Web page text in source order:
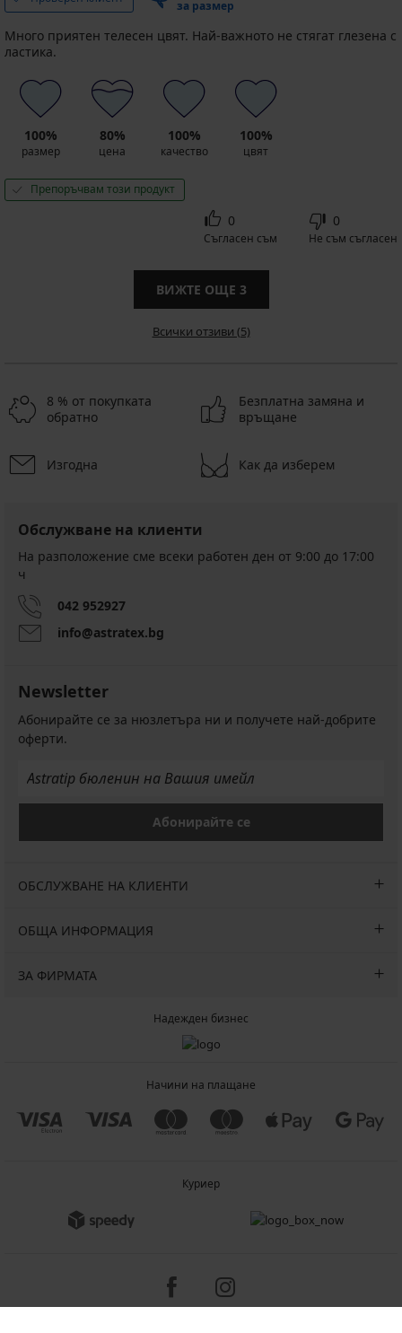
за размер
Mного приятен телесен цвят. Най-важното не стягат глезена с
ластика.
100%
размер
80%
цена
100%
качество
100%
цвят
Препоръчвам този продукт
0
Съгласен съм
0
Не съм съгласен
ВИЖТЕ ОЩЕ 3
Всички отзиви (5)
8 % от покупката
обратно
Безплатна замяна и
връщане
Изгодна Как да изберем
Обслужване на клиенти
На разположение сме всеки работен ден от 9:00 до 17:00
ч
042 952927
info@astratex.bg
Newsletter
Абонирайте се за нюзлетъра ни и получете най-добрите
оферти.
Абонирайте се
ОБСЛУЖВАНЕ НА КЛИЕНТИ
ОБЩА ИНФОРМАЦИЯ
ЗА ФИРМАТА
Надежден бизнес
Начини на плащане
Куриер